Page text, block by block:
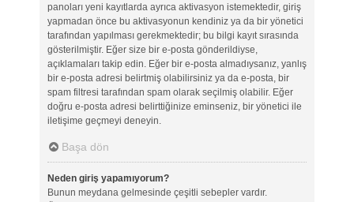
panoları yeni kayıtlarda ayrıca aktivasyon istemektedir, giriş
yapmadan önce bu aktivasyonun kendiniz ya da bir yönetici
tarafından yapılması gerekmektedir; bu bilgi kayıt sırasında
gösterilmiştir. Eğer size bir e-posta gönderildiyse,
açıklamaları takip edin. Eğer bir e-posta almadıysanız, yanlış
bir e-posta adresi belirtmiş olabilirsiniz ya da e-posta, bir
spam filtresi tarafından spam olarak seçilmiş olabilir. Eğer
doğru e-posta adresi belirttiğinize eminseniz, bir yönetici ile
iletişime geçmeyi deneyin.
Başa dön
Neden giriş yapamıyorum?
Bunun meydana gelmesinde çeşitli sebepler vardır.